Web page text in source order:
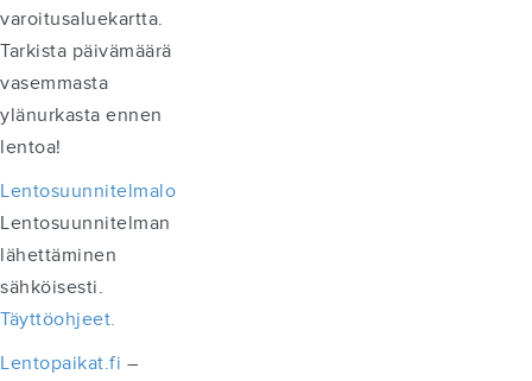
varoitusaluekartta.
Tarkista päivämäärä
vasemmasta
ylänurkasta ennen
lentoa!
Lentosuunnitelmalomake
Lentosuunnitelman
lähettäminen
sähköisesti.
Täyttöohjeet.
Lentopaikat.fi –